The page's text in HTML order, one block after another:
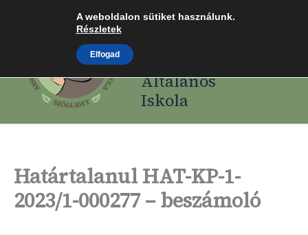
Assisi Szent
Általános
Iskola
Határtalanul HAT-KP-1-
2023/1-000277 – beszámoló
A weboldalon sütiket használunk.
Részletek
Elfogad